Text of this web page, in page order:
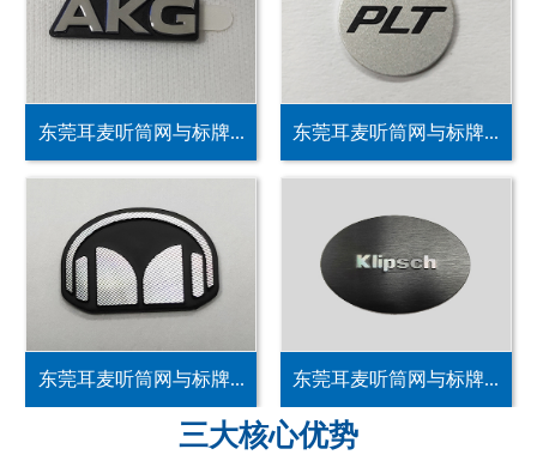
东莞耳麦听筒网与标牌... 东莞耳麦听筒网与标牌...
东莞耳麦听筒网与标牌... 东莞耳麦听筒网与标牌...
三大核心优势